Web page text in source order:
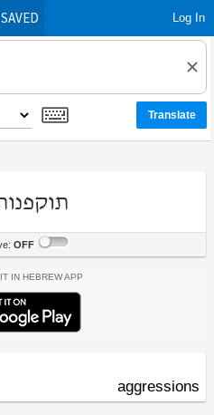
SAVED Log In
OFF
In Hebrew App
aggressions